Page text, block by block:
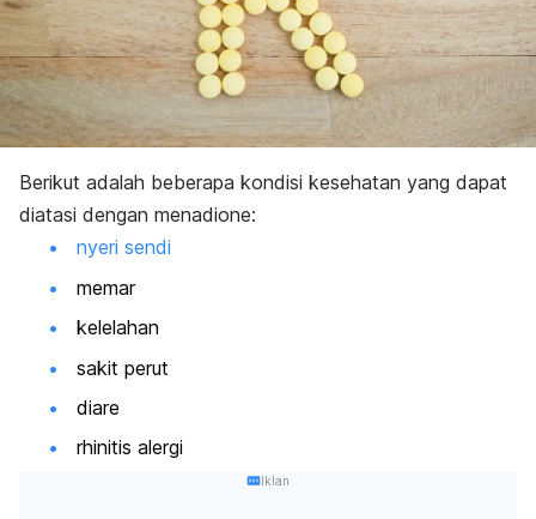
Berikut adalah beberapa kondisi kesehatan yang dapat
diatasi dengan menadione:
nyeri sendi
memar
kelelahan
sakit perut
diare
rhinitis alergi
Iklan